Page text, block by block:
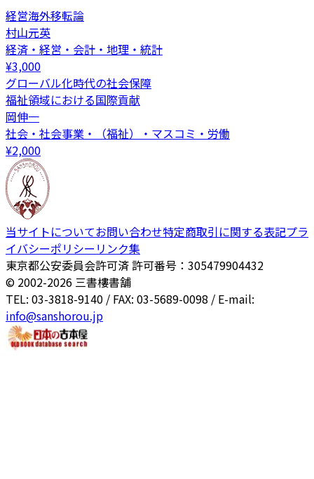
経営海外移転論
村山元英
経済・経営・会計・地理・統計
¥3,000
グローバル化時代の社会保障
福祉領域における国際貢献
岡伸一
社会・社会事業・（福祉）・マスコミ・労働
¥2,000
当サイトについてお問い合わせ特定商取引に関する表記プラ
イバシーポリシー リンク集
東京都公安委員会許可済 許可番号：305479904432
© 2002-2026 三書樓書舗
TEL: 03-3818-9140 / FAX: 03-5689-0098 / E-mail:
info@sanshorou.jp